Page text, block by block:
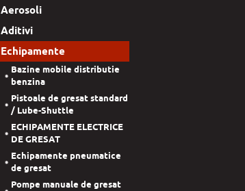
Aerosoli
Aditivi
Echipamente
Bazine mobile distributie
benzina
Pistoale de gresat standard
/ Lube-Shuttle
ECHIPAMENTE ELECTRICE
DE GRESAT
Echipamente pneumatice
de gresat
Pompe manuale de gresat